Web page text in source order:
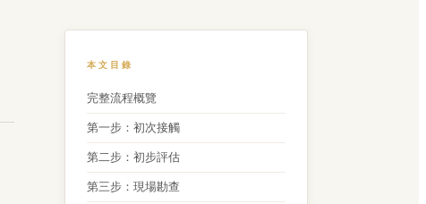
本文目錄
完整流程概覽
第一步：初次接觸
第二步：初步評估
第三步：現場勘查